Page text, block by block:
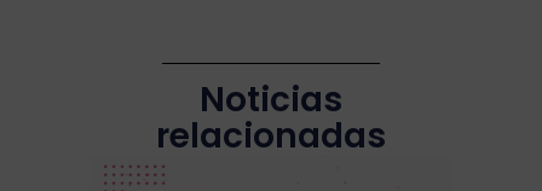
Noticias
relacionadas